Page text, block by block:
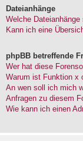
Dateianhänge
Welche
Kann ich eine
phpBB betreffende
Wer hat diese
Warum ist Funktion x
An wen soll ich mich
Anfragen zu diesem
Wie kann ich einen